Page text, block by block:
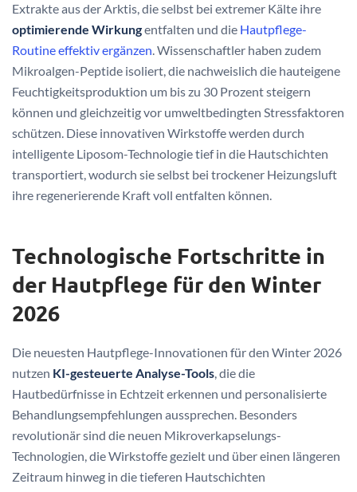
Extrakte aus der Arktis, die selbst bei extremer Kälte ihre
optimierende Wirkungentfalten und die Hautpflege-
Routine effektiv ergänzen. Wissenschaftler haben zudem
Mikroalgen-Peptide isoliert, die nachweislich die hauteigene
Feuchtigkeitsproduktion um bis zu 30 Prozent steigern
können und gleichzeitig vor umweltbedingten Stressfaktoren
schützen. Diese innovativen Wirkstoffe werden durch
intelligente Liposom-Technologie tief in die Hautschichten
transportiert, wodurch sie selbst bei trockener Heizungsluft
ihre regenerierende Kraft voll entfalten können.
Technologische Fortschritte in
der Hautpflege für den Winter
2026
Die neuesten Hautpflege-Innovationen für den Winter 2026
nutzen KI-gesteuerte Analyse-Tools, die die
Hautbedürfnisse in Echtzeit erkennen und personalisierte
Behandlungsempfehlungen aussprechen. Besonders
revolutionär sind die neuen Mikroverkapselungs-
Technologien, die Wirkstoffe gezielt und über einen längeren
Zeitraum hinweg in die tieferen Hautschichten